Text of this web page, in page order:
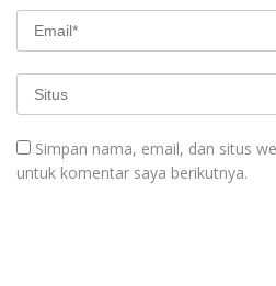
Simpan nama, email, dan situs
untuk komentar saya berikutnya.